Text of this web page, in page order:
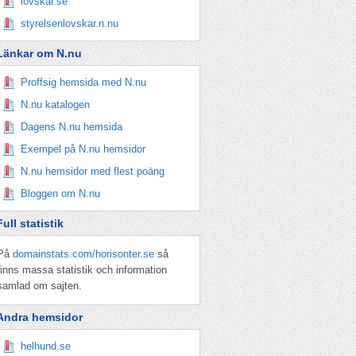
styrelsenlovskar.n.nu
om N.nu
Proffsig hemsida med N.nu
N.nu katalogen
Dagens N.nu hemsida
Exempel på N.nu hemsidor
N.nu hemsidor med flest poäng
Bloggen om N.nu
statistik
domainstats.com/horisonter.se så
massa statistik och information
om sajten.
hemsidor
helhund.se